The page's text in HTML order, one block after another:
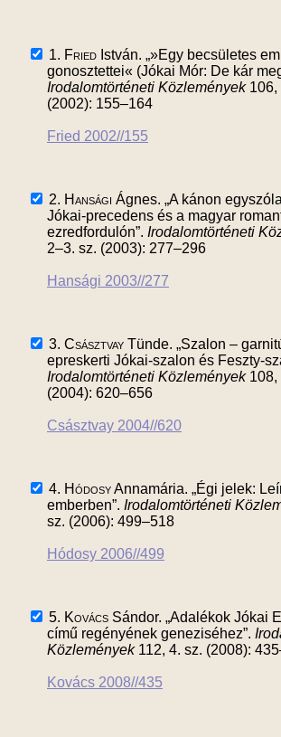
1. Fried István. „»Egy becsületes
gonosztettei« (Jókai Mór: De kár
Irodalomtörténeti Közlemények106,
(2002): 155–164
Fried 2002//155
2. Hansági Ágnes. „A kánon
Jókai-precedens és a magyar
ezredfordulón”. Irodalomtörténeti
2–3. sz. (2003): 277–296
Hansági 2003//277
3. Császtvay Tünde. „Szalon –
epreskerti Jókai-szalon és Feszty-
Irodalomtörténeti Közlemények108,
(2004): 620–656
Császtvay 2004//620
4. HódosyAnnamária. „Égi jelek:
emberben”. Irodalomtörténeti
sz. (2006): 499–518
Hódosy 2006//499
5. Kovács Sándor. „Adalékok Jókai
című regényének geneziséhez”.
Közlemények112, 4. sz. (2008):
Kovács 2008//435